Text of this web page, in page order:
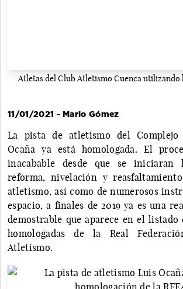
Atletas del Club Atletismo Cuenca utilizando
11/01/2021 - Mario Gómez
La pista de atletismo del
Ocaña ya está homologada. El
inacabable desde que se iniciaran
reforma, nivelación y
atletismo, así como de numerosos
espacio, a finales de 2019 ya es una
demostrable que aparece en el listado
homologadas de la Real
Atletismo.